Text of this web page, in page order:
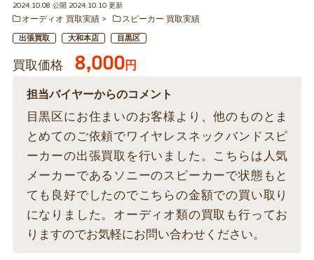
2024.10.08 公開 2024.10.10 更新
オーディオ 買取実績
スピーカー 買取実績
出張買取 大和本店 目黒区
買取価格 8,000円
担当バイヤーからのコメント
目黒区にお住まいのお客様より、他のものとま
とめてのご依頼でワイヤレスネックバンドスピ
ーカーの出張買取を行いました。こちらは人気
メーカーであるソニーのスピーカーで状態もと
ても良好でしたのでこちらの金額での買い取り
になりました。オーディオ類の買取も行ってお
りますのでお気軽にお問い合わせください。